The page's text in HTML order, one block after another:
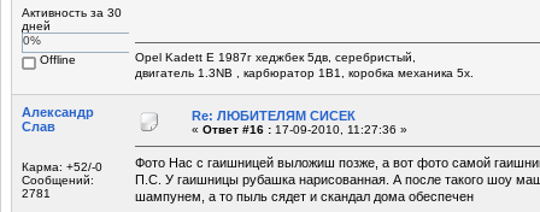
Активность за 30
дней
0%
Offline
Opel Kadett E 1987г хеджбек 5дв, серебристый,
двигатель 1.3NB , карбюратор 1В1, коробка механика 5х.
Александр
Слав
Карма: +52/-0
Сообщений:
2781
Re: ЛЮБИТЕЛЯМ СИСЕК
« Ответ #16 : 17-09-2010, 11:27:36 »
Фото Нас с гаишницей выложиш позже, а вот фото самой
П.С. У гаишницы рубашка нарисованная. А после такого шоу
шампунем, а то пыль сядет и скандал дома обеспечен